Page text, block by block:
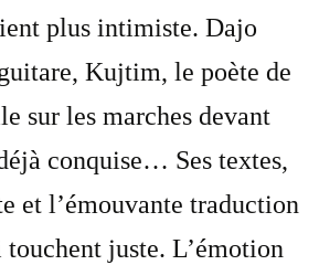
plus intimiste. Dajo
Kujtim, le poète de
sur les marches devant
conquise… Ses textes,
et l’émouvante traduction
juste. L’émotion